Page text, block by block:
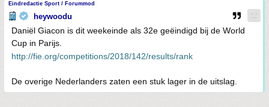
Eindredactie Sport / Forummod
heywoodu
Daniël Giacon is dit weekeinde als 32e geëindigd bij de World
Cup in Parijs.
http://fie.org/competitions/2018/142/results/rank
De overige Nederlanders zaten een stuk lager in de uitslag.